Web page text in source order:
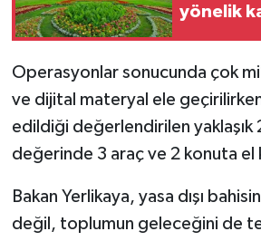
yönelik
Operasyonlar sonucunda çok
ve dijital materyal ele
edildiği değerlendirilen yaklaşık
değerinde 3 araç ve 2 konuta el
Bakan Yerlikaya, yasa dışı
değil, toplumun geleceğini de